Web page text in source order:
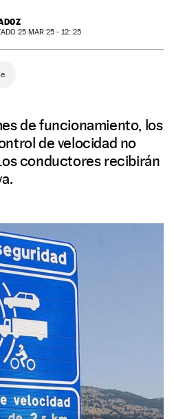
25 MAR 25 - 12: 25
de funcionamiento, los
de velocidad no
conductores recibirán